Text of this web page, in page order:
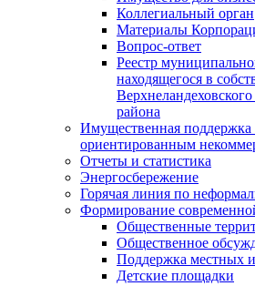
Коллегиальный орган
Материалы
Вопрос-ответ
Реестр
находящегося в
района
Имущественная поддержка
ориентированным
Отчеты и статистика
Энергосбережение
Горячая линия по
Формирование
Общественные
Общественное
Поддержка местных
Детские площадки